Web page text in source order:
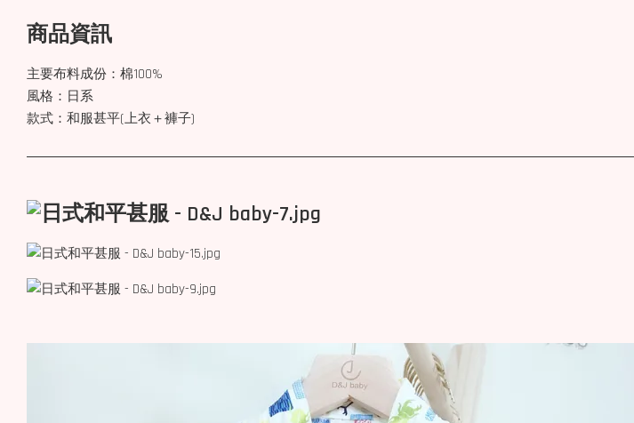
商品資訊
主要布料成份：棉100%
風格：日系
款式：和服甚平(上衣＋褲子)